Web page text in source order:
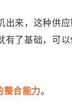
来，这种供
了基础，可
整合能力。